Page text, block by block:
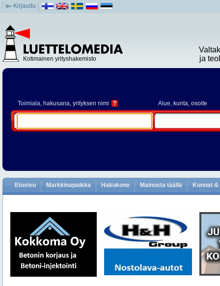
Kirjaudu
Kotimainen yrityshakemisto
ja
Toimiala, hakusana, yrityksen nimi ? Alue, kunta, osoite
Etusivu Markkinapaikka Hakukone Mainosta täällä Kunnat